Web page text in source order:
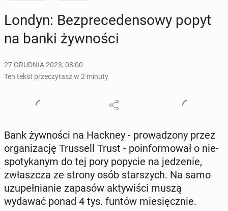
Londyn: Bez­pre­ce­den­so­wy popyt
na banki żyw­no­ści
27 GRUDNIA 2023, 08:00
Ten tekst przeczytasz w 2 minuty
Bank żyw­no­ści na Hackney - pro­wa­dzo­ny przez
or­ga­ni­za­cję Trus­sell Trust - po­in­for­mo­wał o nie­
spo­ty­ka­nym do tej pory popycie na je­dze­nie,
zwłasz­cza ze strony osób star­szych. Na samo
uzu­peł­nia­nie zapasów ak­ty­wi­ści muszą
wydawać ponad 4 tys. funtów mie­sięcz­nie.